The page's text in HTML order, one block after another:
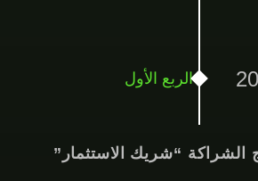
الشراكة “شريك الاستثمار”
الربع الأول